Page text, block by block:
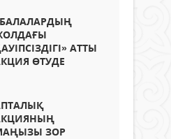
АТТЫ
ӨТУДЕ
ЗОР